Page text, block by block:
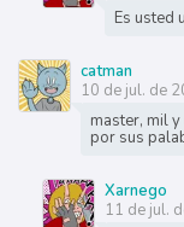
Es usted
catman
10 de jul. de
master, mil
por sus
Xarnego
11 de jul.